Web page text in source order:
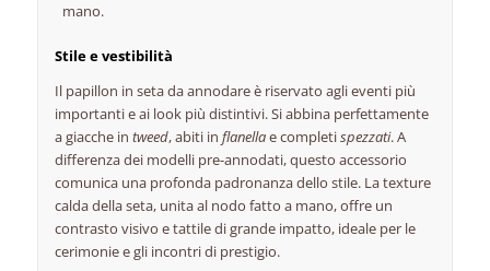
mano.
Stile e vestibilità
Il papillon in seta da annodare è riservato agli eventi più
importanti e ai look più distintivi. Si abbina perfettamente
a giacche in tweed, abiti in flanellae completispezzati. A
differenza dei modelli pre-annodati, questo accessorio
comunica una profonda padronanza dello stile. La texture
calda della seta, unita al nodo fatto a mano, offre un
contrasto visivo e tattile di grande impatto, ideale per le
cerimonie e gli incontri di prestigio.